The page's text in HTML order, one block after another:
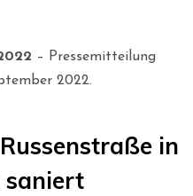
– Pressemitteilung
2022.
in
saniert